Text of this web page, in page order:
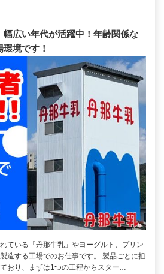
広い年代が活躍中！年齢関係な
境です！
ている「丹那牛乳」やヨーグルト、プリン
造する工場でのお仕事です。 製品ごとに担
おり、まずは1つの工程からスター…